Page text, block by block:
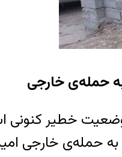
حمله‌ی خارجی
وضعیت خطیر
به حمله‌ی خارجی